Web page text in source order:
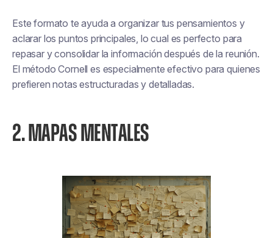
Este formato te ayuda a organizar tus pensamientos y
aclarar los puntos principales, lo cual es perfecto para
repasar y consolidar la información después de la reunión.
El método Cornell es especialmente efectivo para quienes
prefieren notas estructuradas y detalladas.
2. MAPAS MENTALES